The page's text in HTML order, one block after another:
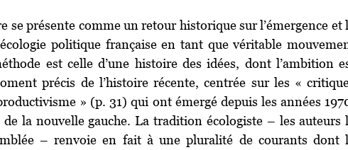
se présente comme un retour historique sur l’émergence et
politique française en tant que véritable
est celle d’une histoire des idées, dont l’ambition
précis de l’histoire récente, centrée sur les «
» (p. 31) qui ont émergé depuis les années
la nouvelle gauche. La tradition écologiste – les auteurs
– renvoie en fait à une pluralité de courants dont